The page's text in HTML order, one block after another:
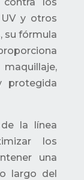
y otros
su fórmula
protegida
la línea
los
una
largo del